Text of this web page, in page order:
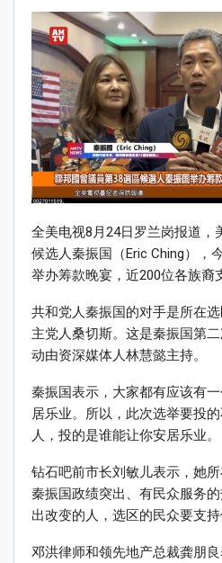
全美电视8月24日罗兰岗报道，
候选人秦振国（Eric Ching），
举办筹款晚宴，近200位各族裔
共和党人秦振国的对手是所在
主党人桑切斯。这是秦振国第
动由资深媒体人林慧懿主持。
秦振国表示，大家都有应该有
居乐业。所以，此次选举要投
人，投的是谁能让你安居乐业。
钻石吧前市长刘敏儿表示，她
秦振国政绩突出、有民众服务
出改变的人，选区的民众要支持
邓洪律师和领先地产总裁龚朋良